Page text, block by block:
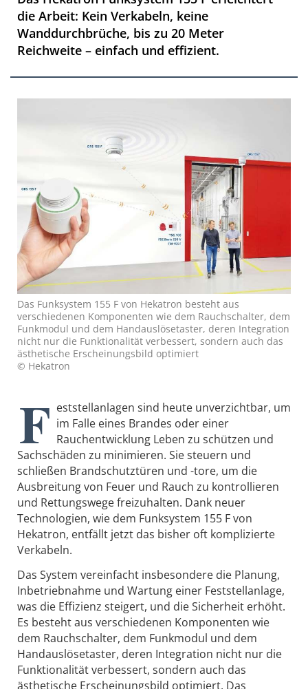
die Arbeit: Kein Verkabeln, keine
Wanddurchbrüche, bis zu 20 Meter
Reichweite – einfach und effizient.
Das Funksystem 155 F von Hekatron besteht aus
verschiedenen Komponenten wie dem Rauchschalter, dem
Funkmodul und dem Handauslösetaster, deren Integration
nicht nur die Funktionalität verbessert, sondern auch das
ästhetische Erscheinungsbild optimiert
© Hekatron
F eststellanlagen sind heute unverzichtbar, um
im Falle eines Brandes oder einer
Rauchentwicklung Leben zu schützen und
Sachschäden zu minimieren. Sie steuern und
schließen Brandschutztüren und -tore, um die
Ausbreitung von Feuer und Rauch zu kontrollieren
und Rettungswege freizuhalten. Dank neuer
Technologien, wie dem Funksystem 155 F von
Hekatron, entfällt jetzt das bisher oft komplizierte
Verkabeln.
Das System vereinfacht insbesondere die Planung,
Inbetriebnahme und Wartung einer Feststellanlage,
was die Effizienz steigert, und die Sicherheit erhöht.
Es besteht aus verschiedenen Komponenten wie
dem Rauchschalter, dem Funkmodul und dem
Handauslösetaster, deren Integration nicht nur die
Funktionalität verbessert, sondern auch das
ästhetische Erscheinungsbild optimiert. Das